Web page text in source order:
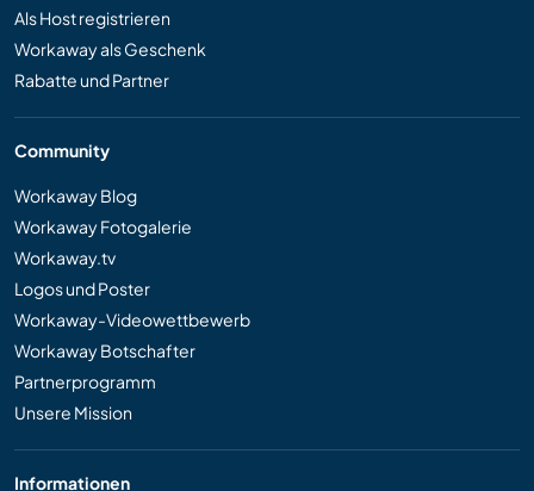
Als Host registrieren
Workaway als Geschenk
Rabatte und Partner
Community
Workaway Blog
Workaway Fotogalerie
Workaway.tv
Logos und Poster
Workaway-Videowettbewerb
Workaway Botschafter
Partnerprogramm
Unsere Mission
Informationen